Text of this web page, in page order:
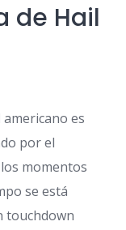
de Hail
es
por el
momentos
se está
touchdown